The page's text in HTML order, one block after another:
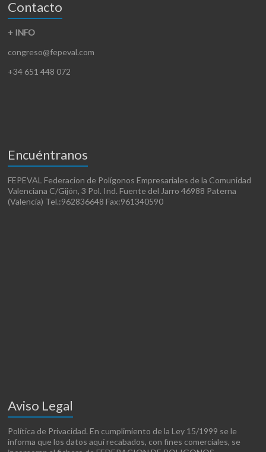
Contacto
+ INFO
congreso@fepeval.com
+34 651 448 072
Encuéntranos
FEPEVAL Federacion de Polígonos Empresariales de la Comunidad
Valenciana C/Gijón, 3 Pol. Ind. Fuente del Jarro 46988 Paterna
(Valencia) Tel.:962836648 Fax:961340590
Aviso Legal
Política de Privacidad. En cumplimiento de la Ley 15/1999 se le
informa que los datos aquí recabados, con fines comerciales, se